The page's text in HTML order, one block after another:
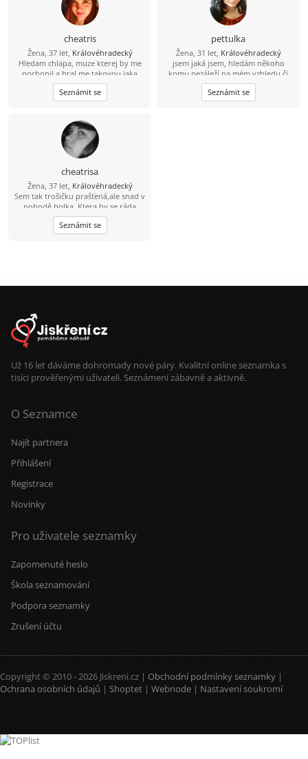
sebou se svymi názory. Rádi blbnou,
smějí se a jsou pro každou blbost -
prostě šílence jako jsem já :)
cheatris
Žena, 37 let, Královéhradecký
Hledam chlapa, muze kterej by me
pochopil a bral me takovou jaka
sem.a dokazal skrotit :). trochu
snilek trochu blazinek... ale jinak
hodna holka .. andilek s dablem :D
Seznámit se
pettulka
Žena, 31 let, Královéhradecký
jsem jaká jsem, hledám někoho
komu nezáleží na mém vzhledu či
povaze bere mě takovou jaká jsem
snad někoho takového najdu :)
Seznámit se
cheatrisa
Žena, 37 let, Královéhradecký
Sem tak trošičku prašťená,ale snad v
pohodě holka. Ktera by se ráda
seznamila se slecnou/klukem, ženou/
mužem.... Ráda bych našla pohodáře
ktery me bude mít ráad takovou
kupce jehel? Nevím. Hledám prostě
Seznámit se
Už 16 let dáváme dohromady nové páry. Kvalitní online seznamka s
tisíci prověřenými uživateli. Seznámení zábavně a aktivně.
O Seznamce
Najít partnera
Přihlášení
Registrace
Novinky
Pro uživatele seznamky
Zapomenuté heslo
Škola seznamování
Podpora seznamky
Zrušení účtu
Copyright © 2010 - 2026 Jiskreni.cz | Obchodní podmínky seznamky |
Ochrana osobních údajů | Shoptet | Webnode | Nastavení soukromí